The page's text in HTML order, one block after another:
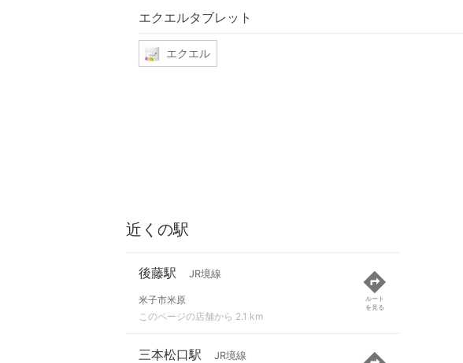
エクエルタブレット
エクエル
近くの駅
後藤駅 JR境線
米子市米原
このページの店舗から 2.1 km
ルート
を見る
三本松口駅 JR境線